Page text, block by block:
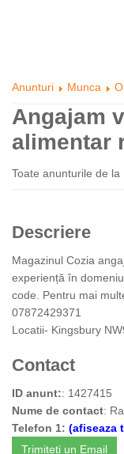
Anunturi Munca
Angajam
alimentar
Toate anunturile de la
Descriere
Magazinul Cozia
experiență în
code. Pentru mai
07872429371
Locatii- Kingsbury
Contact
ID anunt:: 1427415
Nume de contact:
Telefon 1: (afiseaza
Trimiteti un Email